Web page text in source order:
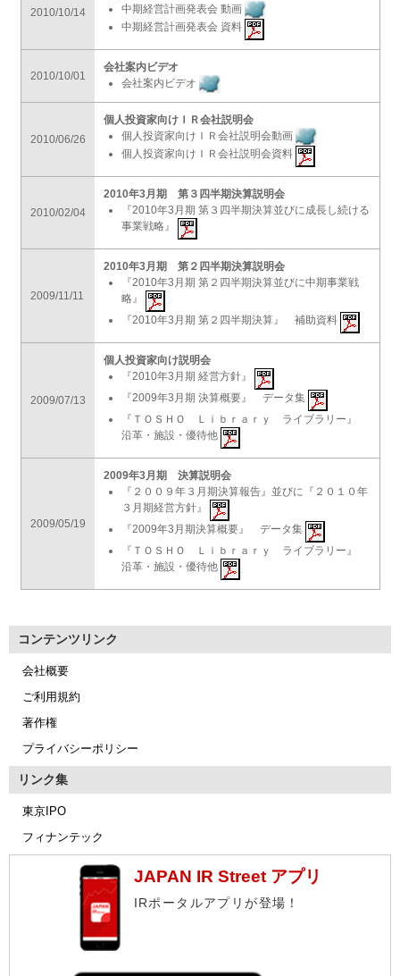
2010/10/14
中期経営計画発表会 動画
中期経営計画発表会 資料
2010/10/01
会社案内ビデオ
会社案内ビデオ
2010/06/26
個人投資家向けＩＲ会社説明会
個人投資家向けＩＲ会社説明会動画
個人投資家向けＩＲ会社説明会資料
2010/02/04
2010年3月期 第３四半期決算説明会
『2010年3月期 第３四半期決算並びに成長し続ける
事業戦略』
2009/11/11
2010年3月期 第２四半期決算説明会
『2010年3月期 第２四半期決算並びに中期事業戦
略』
『2010年3月期 第２四半期決算』 補助資料
2009/07/13
個人投資家向け説明会
『2010年3月期 経営方針』
『2009年3月期 決算概要』 データ集
『ＴＯＳＨＯ Ｌｉｂｒａｒｙ ライブラリー』
沿革・施設・優待他
2009/05/19
2009年3月期 決算説明会
『２００９年３月期決算報告』並びに『２０１０年
３月期経営方針』
『2009年3月期決算概要』 データ集
『ＴＯＳＨＯ Ｌｉｂｒａｒｙ ライブラリー』
沿革・施設・優待他
コンテンツリンク
会社概要
ご利用規約
著作権
プライバシーポリシー
リンク集
東京IPO
フィナンテック
JAPAN IR Street アプリ
IRポータルアプリが登場！